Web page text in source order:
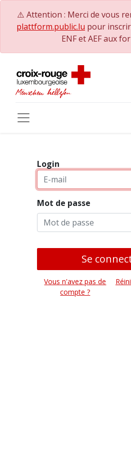
⚠️ Attention : Merci de vous
plattform.public.lu pour
ENF et AEF aux
Login
Mot de passe
Se
Vous n'avez pas de
compte ?